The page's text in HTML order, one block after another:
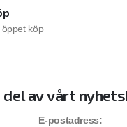
köp
del av vårt
E-postadress: